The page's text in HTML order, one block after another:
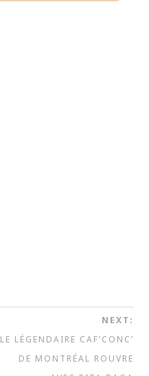
NEXT:
LE LÉGENDAIRE CAF’CONC’
DE MONTRÉAL ROUVRE